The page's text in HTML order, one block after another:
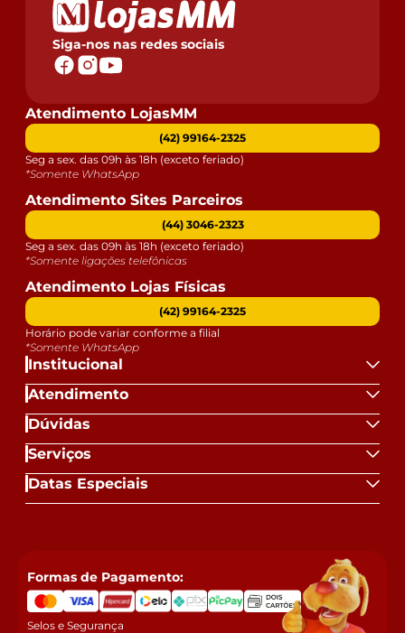
Siga-nos nas redes sociais
Institucional
Atendimento
Dúvidas
Serviços
Datas Especiais
Atendimento LojasMM
(42) 99164-2325
Seg a sex. das 09h às 18h (exceto feriado)
*Somente WhatsApp
Atendimento Sites Parceiros
(44) 3046-2323
Seg a sex. das 09h às 18h (exceto feriado)
*Somente ligações telefônicas
Atendimento Lojas Físicas
(42) 99164-2325
Horário pode variar conforme a filial
*Somente WhatsApp
Formas de Pagamento:
Selos e Segurança